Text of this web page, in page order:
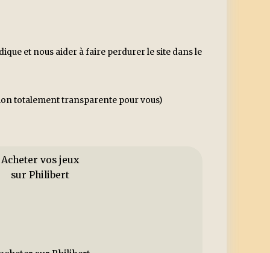
et nous aider à faire perdurer le site dans le
totalement transparente pour vous)
Acheter vos jeux
sur Philibert